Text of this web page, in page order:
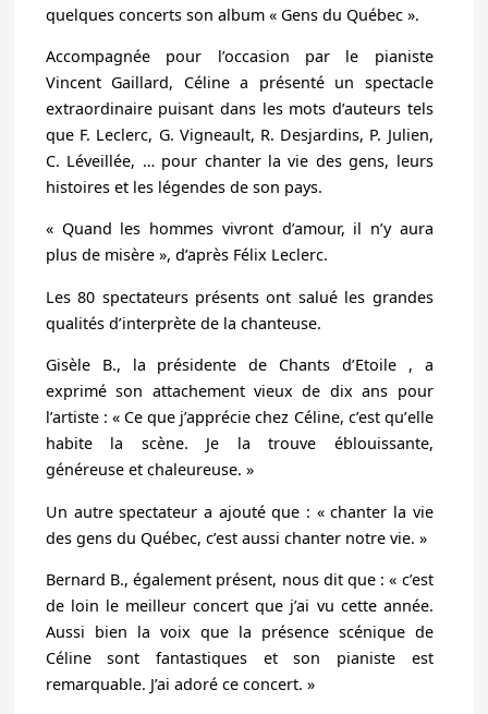
quelques concerts son album «Gens du Québec ».
Accompagnée pour l’occasion par le pianiste
Vincent Gaillard, Céline a présenté un spectacle
extraordinaire puisant dans les mots d’auteurs tels
que F. Leclerc, G. Vigneault, R. Desjardins, P. Julien,
C. Léveillée, … pour chanter la vie des gens, leurs
histoires et les légendes de son pays.
« Quand les hommes vivront d’amour, il n’y aura
plus de misère », d’après Félix Leclerc.
Les 80 spectateurs présents ont salué les grandes
qualités d’interprètede la chanteuse.
Gisèle B., la présidente de Chants d’Etoile , a
exprimé son attachement vieux de dix ans pour
l’artiste : « Ce que j’apprécie chez Céline, c’est qu’elle
habite la scène. Je la trouve éblouissante,
généreuse et chaleureuse. »
Un autre spectateur a ajouté que : «chanter la vie
des gens du Québec, c’est aussi chanter notre vie. »
Bernard B., également présent, nous dit que : « c’est
de loin le meilleur concert que j’ai vu cette année.
Aussi bien la voix que la présence scénique de
Céline sont fantastiques et son pianiste est
remarquable. J’ai adoré ce concert. »